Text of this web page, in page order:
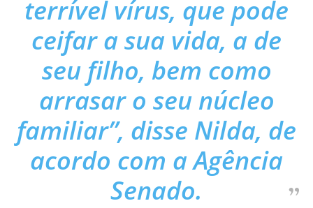
terrível vírus, que pode
ceifar a sua vida, a de
seu filho, bem como
arrasar o seu núcleo
familiar”, disse Nilda, de
acordo com a Agência
Senado.